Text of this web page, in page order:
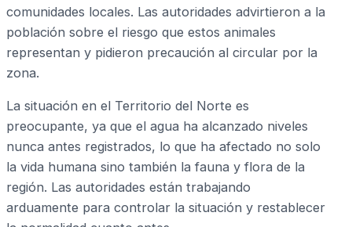
comunidades locales. Las autoridades advirtieron a la
población sobre el riesgo que estos animales
representan y pidieron precaución al circular por la
zona.
La situación en el Territorio del Norte es
preocupante, ya que el agua ha alcanzado niveles
nunca antes registrados, lo que ha afectado no solo
la vida humana sino también la fauna y flora de la
región. Las autoridades están trabajando
arduamente para controlar la situación y restablecer